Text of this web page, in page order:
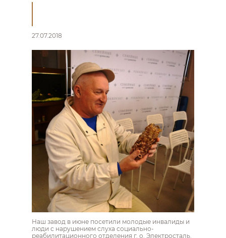
27.07.2018
Наш завод в июне посетили молодые инвалиды и
люди с нарушением слуха социально-
реабилитационного отделения г. о. Электросталь.